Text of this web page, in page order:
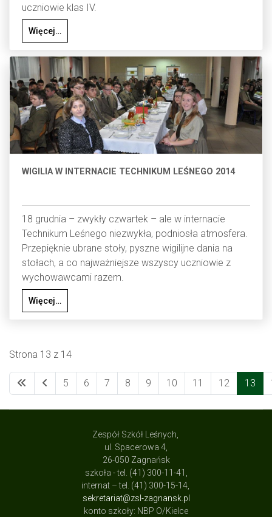
uczniowie klas IV.
Więcej…
WIGILIA W INTERNACIE TECHNIKUM LEŚNEGO 2014
18 grudnia – zwykły czwartek – ale w internacie
Technikum Leśnego niezwykła, podniosła atmosfera.
Przepięknie ubrane stoły, pyszne wigilijne dania na
stołach, a co najważniejsze wszyscy uczniowie z
wychowawcami razem.
Więcej…
Strona 13 z 14
5 6 7 8 9 10 11 12 13
Zespół Szkół Leśnych,
ul. Spacerowa 4,
26-050 Zagnańsk
szkoła - tel. (41) 300-11-41,
internat – tel. (41) 300-15-14,
sekretariat@zsl-zagnansk.pl
konto szkoły: NBP O/Kielce